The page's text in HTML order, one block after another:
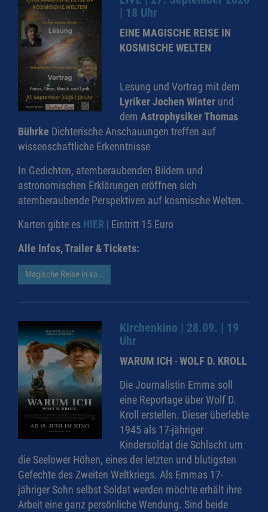
| 18 Uhr
EINE MAGISCHE REISE IN
KOSMISCHE WELTEN
Lesung und Vortrag mit dem
Lyriker Jochen Winter und
dem Astrophysiker Thomas
Bührke Dichterische Anschauungen treffen auf
wissenschaftliche Erkenntnisse
In Gedichten, atemberaubenden Bildern und
astronomischen Erklärungen eröffnen sich
atemberaubende Perspektiven auf kosmische Welten.
Karten gibte es HIER | Eintritt 15 Euro
Alle Infos, Trailer & Tickets:
Magische Reise in kosmische Welten
Kirchenkino | 28.09. | 19
Uhr
WARUM ICH -WOLF D. KROLL
Die Journalistin Emma soll
eine Reportage über Wolf D.
Kroll erstellen. Dieser überlebte
1945 als 17-jähriger
Kindersoldat die Schlacht um
die Seelower Höhen, eines der letzten und blutigsten
Gefechte des Zweiten Weltkriegs. Als Emmas 17-
jähriger Sohn selbst Soldat werden möchte erhält ihre
Arbeit eine ganz persönliche Wendung. Sind beide